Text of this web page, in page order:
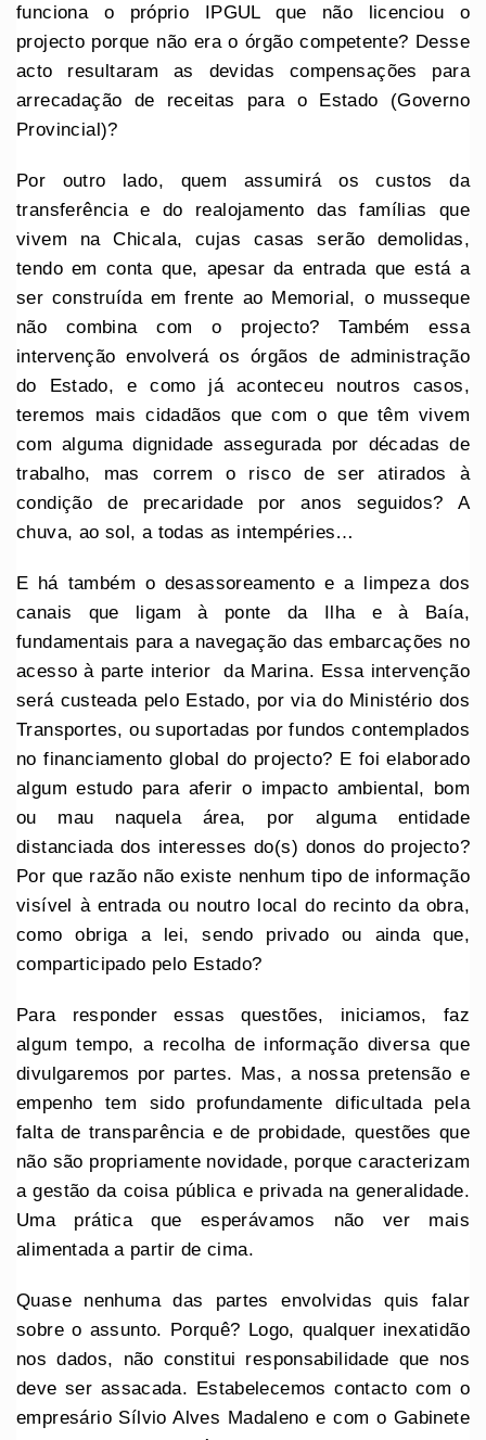
funciona o próprio IPGUL que não licenciou o
projecto porque não era o órgão competente? Desse
acto resultaram as devidas compensações para
arrecadação de receitas para o Estado (Governo
Provincial)?
Por outro lado, quem assumirá os custos da
transferência e do realojamento das famílias que
vivem na Chicala, cujas casas serão demolidas,
tendo em conta que, apesar da entrada que está a
ser construída em frente ao Memorial, o musseque
não combina com o projecto? Também essa
intervenção envolverá os órgãos de administração
do Estado, e como já aconteceu noutros casos,
teremos mais cidadãos que com o que têm vivem
com alguma dignidade assegurada por décadas de
trabalho, mas correm o risco de ser atirados à
condição de precaridade por anos seguidos? A
chuva, ao sol, a todas as intempéries…
E há também o desassoreamento e a limpeza dos
canais que ligam à ponte da Ilha e à Baía,
fundamentais para a navegação das embarcações no
acesso à parte interior da Marina. Essa intervenção
será custeada pelo Estado, por via do Ministério dos
Transportes, ou suportadas por fundos contemplados
no financiamento global do projecto? E foi elaborado
algum estudo para aferir o impacto ambiental, bom
ou mau naquela área, por alguma entidade
distanciada dos interesses do(s) donos do projecto?
Por que razão não existe nenhum tipo de informação
visível à entrada ou noutro local do recinto da obra,
como obriga a lei, sendo privado ou ainda que,
comparticipado pelo Estado?
Para responder essas questões, iniciamos, faz
algum tempo, a recolha de informação diversa que
divulgaremos por partes. Mas, a nossa pretensão e
empenho tem sido profundamente dificultada pela
falta de transparência e de probidade, questões que
não são propriamente novidade, porque caracterizam
a gestão da coisa pública e privada na generalidade.
Uma prática que esperávamos não ver mais
alimentada a partir de cima.
Quase nenhuma das partes envolvidas quis falar
sobre o assunto. Porquê? Logo, qualquer inexatidão
nos dados, não constitui responsabilidade que nos
deve ser assacada. Estabelecemos contacto com o
empresário Sílvio Alves Madaleno e com o Gabinete